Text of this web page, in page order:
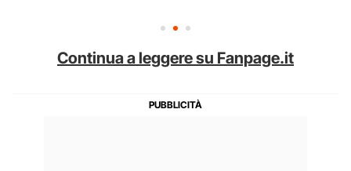
Continua a leggere su Fanpage.it